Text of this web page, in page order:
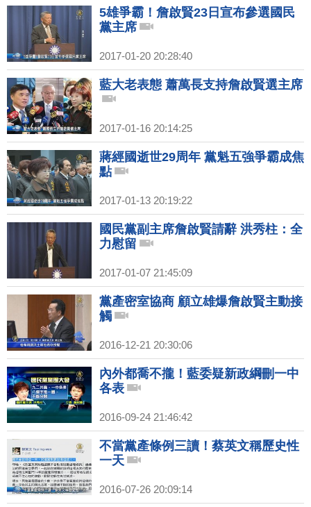
5雄爭霸！詹啟賢23日宣布參選國民
黨主席
2017-01-20 20:28:40
藍大老表態 蕭萬長支持詹啟賢選主席
2017-01-16 20:14:25
蔣經國逝世29周年 黨魁五強爭霸成焦
點
2017-01-13 20:19:22
國民黨副主席詹啟賢請辭 洪秀柱：全
力慰留
2017-01-07 21:45:09
黨產密室協商 顧立雄爆詹啟賢主動接
觸
2016-12-21 20:30:06
內外都喬不攏！藍委疑新政綱刪一中
各表
2016-09-24 21:46:42
不當黨產條例三讀！蔡英文稱歷史性
一天
2016-07-26 20:09:14